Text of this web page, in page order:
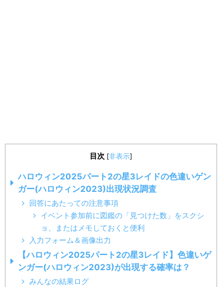
目次 [非表示]
ハロウィン2025パート2の星3レイドの色違いゲン
ガー(ハロウィン2023)出現状況調査
回答にあたっての注意事項
イベント参加前に図鑑の「見つけた数」をスクシ
ョ、またはメモしておくと便利
入力フォーム＆画像出力
【ハロウィン2025パート2の星3レイド】色違いゲ
ンガー(ハロウィン2023)が出現する確率は？
みんなの結果ログ